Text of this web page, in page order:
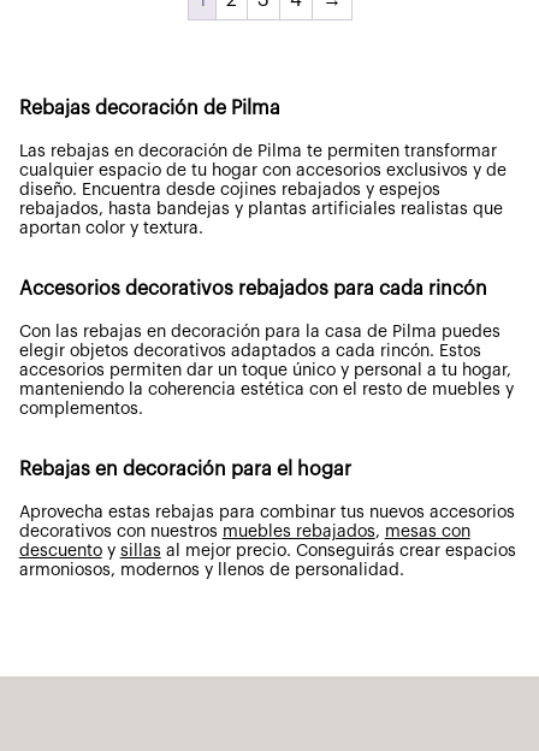
Rebajas decoración de Pilma
Las rebajas en decoración de Pilma te permiten transformar
cualquier espacio de tu hogar con accesorios exclusivos y de
diseño. Encuentra desde cojines rebajados y espejos
rebajados, hasta bandejas y plantas artificiales realistas que
aportan color y textura.
Accesorios decorativos rebajados para cada rincón
Con las rebajas en decoración para la casa de Pilma puedes
elegir objetos decorativos adaptados a cada rincón. Estos
accesorios permiten dar un toque único y personal a tu hogar,
manteniendo la coherencia estética con el resto de muebles y
complementos.
Rebajas en decoración para el hogar
Aprovecha estas rebajas para combinar tus nuevos accesorios
decorativos con nuestros muebles rebajados, mesas con
descuentoy sillas al mejor precio. Conseguirás crear espacios
armoniosos, modernos y llenos de personalidad.